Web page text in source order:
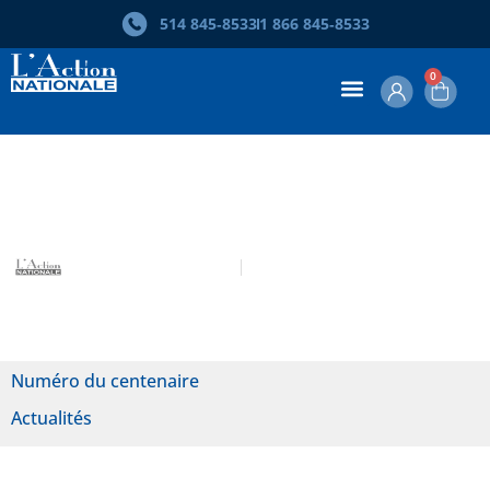
514 845‑85331 866 845‑8533
0
Numéro du centenaire
Actualités